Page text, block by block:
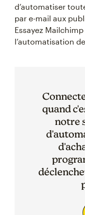
d’automatiser
par e-mail aux
Essayez
l’automatisation
quand
notre